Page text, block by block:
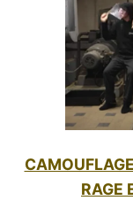
RAGE